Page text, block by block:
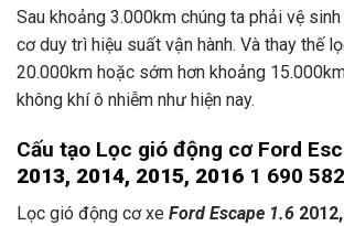
Sau khoảng 3.000km chúng ta phải vệ
cơ duy trì hiệu suất vận hành. Và thay thế
20.000km hoặc sớm hơn khoảng
không khí ô nhiễm như hiện nay.
Cấu tạo Lọc gió động cơ Ford
2013, 2014, 2015, 2016 1 690 582
Lọc gió động cơ xe Ford Escape 1.6